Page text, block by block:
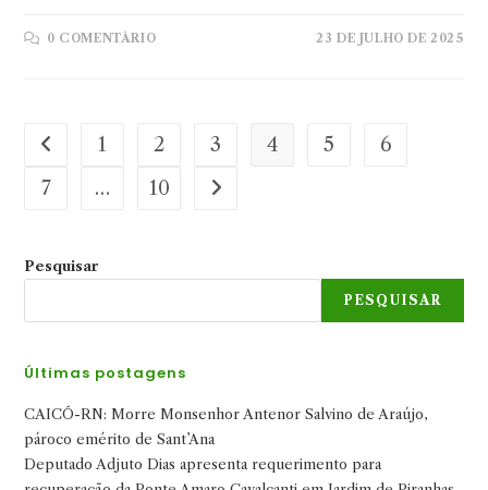
0 COMENTÁRIO 23 DE JULHO DE 2025
Ir para a página anterior
1 2 3 4 5
6
7
… 10 Ir para a próxima página
Pesquisar
PESQUISAR
Últimas postagens
CAICÓ-RN: Morre Monsenhor Antenor Salvino de Araújo,
pároco emérito de Sant’Ana
Deputado Adjuto Dias apresenta requerimento para